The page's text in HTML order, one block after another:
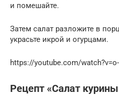
и помешайте.
Затем салат разложите в
украсьте икрой и огурцами.
https://youtube.com/
Рецепт «Салат